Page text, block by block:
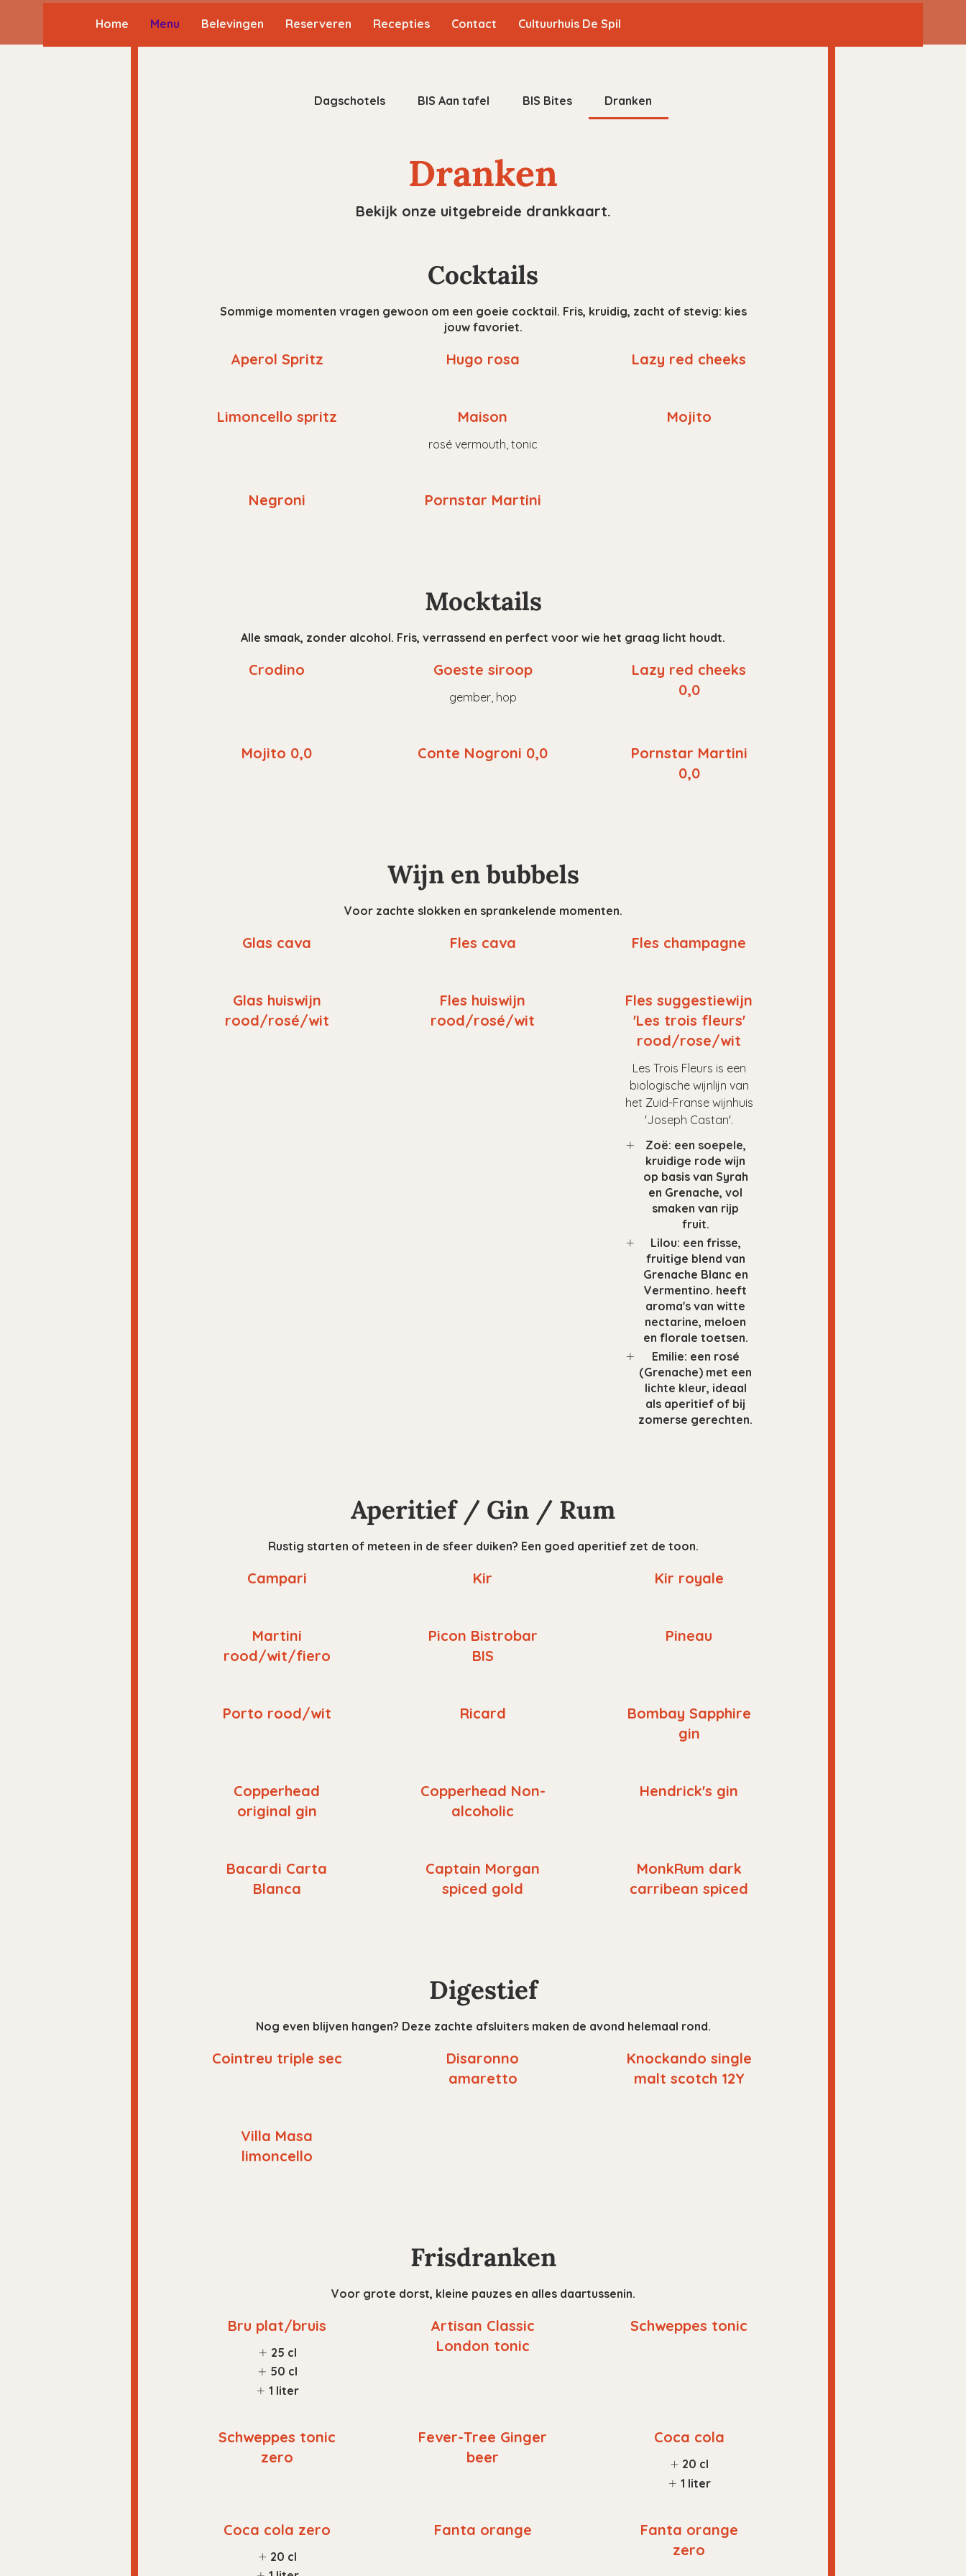
Home Menu Belevingen Reserveren Recepties Contact Cultuurhuis De Spil
Dagschotels BIS Aan tafel BIS Bites Dranken
Dranken
Bekijk onze uitgebreide drankkaart.
Cocktails
Sommige momenten vragen gewoon om een goeie cocktail. Fris, kruidig, zacht of stevig: kies
jouw favoriet.
Aperol Spritz Hugo rosa Lazy red cheeks
Limoncello spritz Maison
rosé vermouth, tonic
Mojito
Negroni Pornstar Martini
Mocktails
Alle smaak, zonder alcohol. Fris, verrassend en perfect voor wie het graag licht houdt.
Crodino Goeste siroop
gember, hop
Lazy red cheeks
0,0
Mojito 0,0 Conte Nogroni 0,0
Pornstar Martini
0,0
Wijn en bubbels
Voor zachte slokken en sprankelende momenten.
Glas cava Fles cava Fles champagne
Glas huiswijn
rood/rosé/wit
Fles huiswijn
rood/rosé/wit
Fles suggestiewijn
'Les trois fleurs'
rood/rose/wit
Les Trois Fleurs is een
biologische wijnlijn van
het Zuid-Franse wijnhuis
'Joseph Castan'.
Zoë: een soepele,
kruidige rode wijn
op basis van Syrah
en Grenache, vol
smaken van rijp
fruit.
Lilou: een frisse,
fruitige blend van
Grenache Blanc en
Vermentino. heeft
aroma's van witte
nectarine, meloen
en florale toetsen.
Emilie: een rosé
(Grenache) met een
lichte kleur, ideaal
als aperitief of bij
zomerse gerechten.
Aperitief / Gin / Rum
Rustig starten of meteen in de sfeer duiken? Een goed aperitief zet de toon.
Campari Kir Kir royale
Martini
rood/wit/fiero
Picon Bistrobar
BIS
Pineau
Porto rood/wit Ricard
Bombay Sapphire
gin
Copperhead
original gin
Copperhead Non-
alcoholic
Hendrick's gin
Bacardi Carta
Blanca
Captain Morgan
spiced gold
MonkRum dark
carribean spiced
Digestief
Nog even blijven hangen? Deze zachte afsluiters maken de avond helemaal rond.
Cointreu triple sec
Disaronno
amaretto
Knockando single
malt scotch 12Y
Villa Masa
limoncello
Frisdranken
Voor grote dorst, kleine pauzes en alles daartussenin.
Bru plat/bruis
25 cl
50 cl
1 liter
Artisan Classic
London tonic
Schweppes tonic
Schweppes tonic
zero
Fever-Tree Ginger
beer
Coca cola
20 cl
1 liter
Coca cola zero
20 cl
Fanta orange
Fanta orange
zero